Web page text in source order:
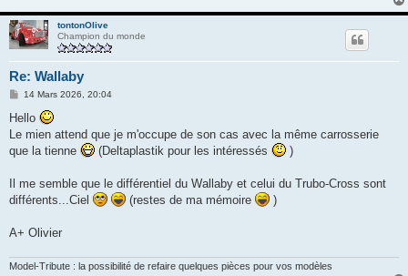
tontonOlive
Champion du monde
Re: Wallaby
M
s
a
g
14 Mars 2026, 20:04
Hello
Le mien attend que je m'occupe de son cas avec la même carrosserie
que la tienne
(Deltaplastik pour les intéressés )
Il me semble que le différentiel du Wallaby et celui du Trubo-Cross sont
différents...Ciel
(restes de ma mémoire )
A+ Olivier
Model-Tribute : la possibilité de refaire quelques pièces pour vos modèles